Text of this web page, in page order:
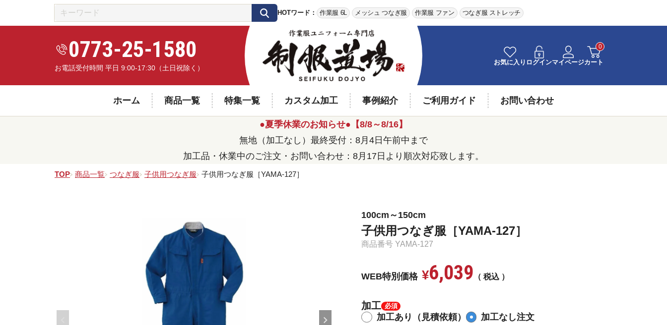
HOTワード： 作業服 6L メッシュ つなぎ服 作業服 ファン つなぎ服 ストレッチ
0773-25-1580
お電話受付時間 平日 9:00-17:30（土日祝除く）
お気に入り ログインマイページカート
0
ホーム 商品一覧 特集一覧 カスタム加工 事例紹介 ご利用ガイド お問い合わせ
●夏季休業のお知らせ●【8/8～8/16】
無地（加工なし）最終受付：8月4日午前中まで
加工品・休業中のご注文・お問い合わせ：8月17日より順次対応致します。
TOP 商品一覧 つなぎ服 子供用つなぎ服 子供用つなぎ服［YAMA-127］
100cm～150cm
子供用つなぎ服［YAMA-127］
商品番号 YAMA-127
WEB特別価格 ¥6,039 税込
加工
加工あり（見積依頼） 加工なし注文